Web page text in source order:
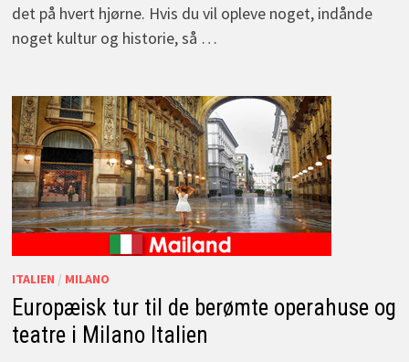
det på hvert hjørne. Hvis du vil opleve noget, indånde
noget kultur og historie, så …
ITALIEN / MILANO
Europæisk tur til de berømte operahuse og
teatre i Milano Italien